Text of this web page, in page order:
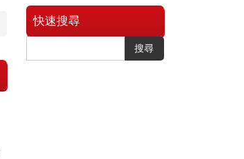
快速搜尋
搜尋